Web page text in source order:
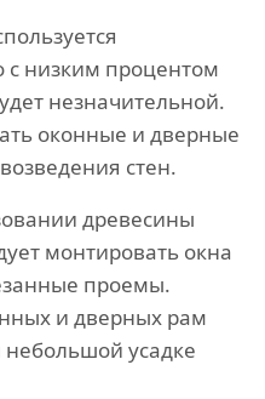
низким процентом
незначительной.
оконные и дверные
стен.
древесины
монтировать окна
проемы.
и дверных рам
усадке